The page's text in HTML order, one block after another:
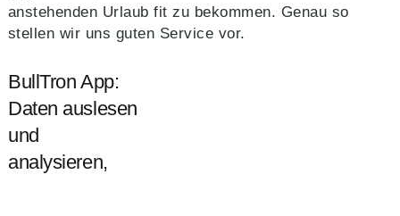
anstehenden Urlaub fit zu bekommen. Genau so
stellen wir uns guten Service vor.
BullTron App:
Daten auslesen
und
analysieren,